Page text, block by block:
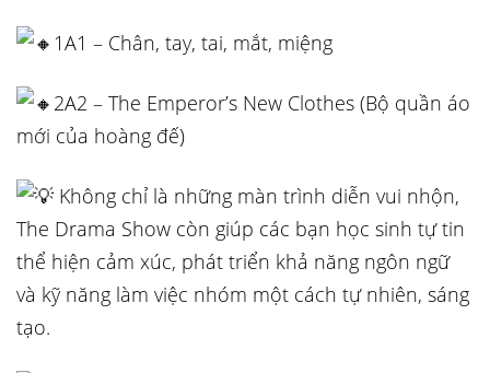
1A1 – Chân, tay, tai, mắt, miệng
2A2 – The Emperor’s New Clothes (Bộ quần áo
mới của hoàng đế)
Không chỉ là những màn trình diễn vui nhộn,
The Drama Show còn giúp các bạn học sinh tự tin
thể hiện cảm xúc, phát triển khả năng ngôn ngữ
và kỹ năng làm việc nhóm một cách tự nhiên, sáng
tạo.